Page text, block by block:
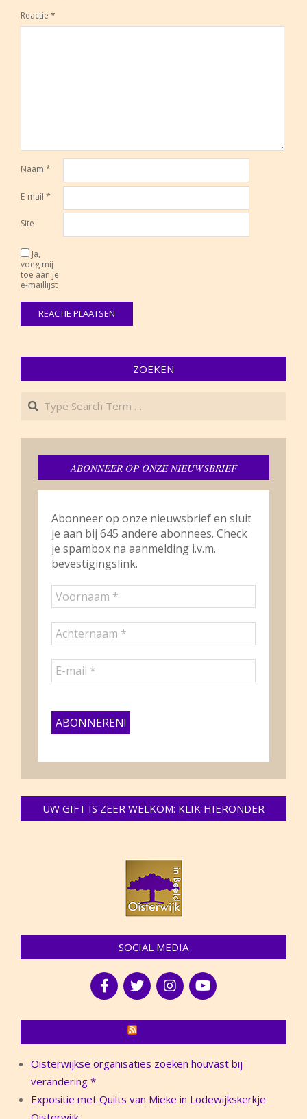
Reactie *
Naam *
E-mail *
Site
Ja,
voeg mij
toe aan je
e-maillijst
ZOEKEN
Search
ABONNEER OP ONZE NIEUWSBRIEF
Abonneer op onze nieuwsbrief en sluit
je aan bij 645 andere abonnees. Check
je spambox na aanmelding i.v.m.
bevestigingslink.
UW GIFT IS ZEER WELKOM: KLIK HIERONDER
SOCIAL MEDIA
Oisterwijkse organisaties zoeken houvast bij
verandering *
Expositie met Quilts van Mieke in Lodewijkskerkje